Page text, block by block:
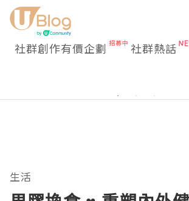
社群創作有價企劃 社群熱話
生活